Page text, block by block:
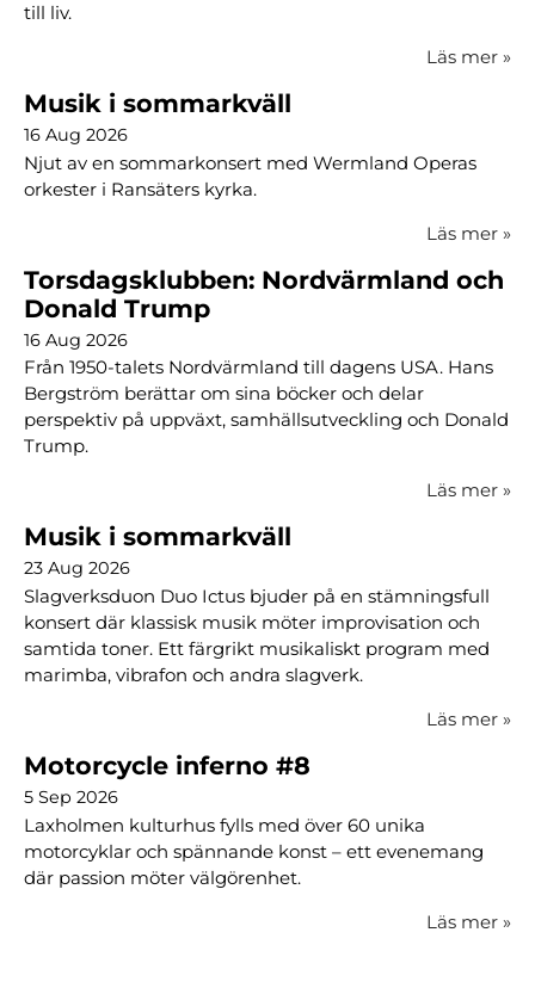
till liv.
Läs mer »
Musik i sommarkväll
16 Aug 2026
Njut av en sommarkonsert med Wermland Operas
orkester i Ransäters kyrka.
Läs mer »
Torsdagsklubben: Nordvärmland och
Donald Trump
16 Aug 2026
Från 1950-talets Nordvärmland till dagens USA. Hans
Bergström berättar om sina böcker och delar
perspektiv på uppväxt, samhällsutveckling och Donald
Trump.
Läs mer »
Musik i sommarkväll
23 Aug 2026
Slagverksduon Duo Ictus bjuder på en stämningsfull
konsert där klassisk musik möter improvisation och
samtida toner. Ett färgrikt musikaliskt program med
marimba, vibrafon och andra slagverk.
Läs mer »
Motorcycle inferno #8
5 Sep 2026
Laxholmen kulturhus fylls med över 60 unika
motorcyklar och spännande konst – ett evenemang
där passion möter välgörenhet.
Läs mer »